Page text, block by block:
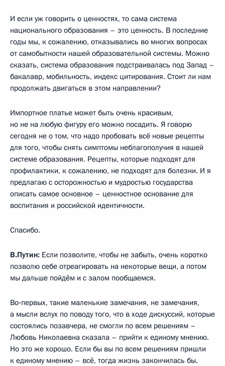
И если уж говорить о ценностях, то сама система
национального образования – это ценность. В последние
годы мы, к сожалению, отказывались во многих вопросах
от самобытности нашей образовательной системы. Можно
сказать, система образования подстраивалась под Запад –
бакалавр, мобильность, индекс цитирования. Стоит ли нам
продолжать двигаться в этом направлении?
Импортное платье может быть очень красивым,
но не на любую фигуру его можно посадить. Я говорю
сегодня не о том, что надо пробовать всё новые рецепты
для того, чтобы снять симптомы неблагополучия в нашей
системе образования. Рецепты, которые подходят для
профилактики, к сожалению, не подходят для болезни. И я
предлагаю с осторожностью и мудростью государства
описать самое основное – ценностное основание для
воспитания и российской идентичности.
Спасибо.
В.Путин: Если позволите, чтобы не забыть, очень коротко
позволю себе отреагировать на некоторые вещи, а потом
мы дальше пойдём и с залом пообщаемся.
Во‑первых, такие маленькие замечания, не замечания,
а мысли вслух по поводу того, что в ходе дискуссий, которые
состоялись позавчера, не смогли по всем решениям –
Любовь Николаевна сказала – прийти к единому мнению.
Но это же хорошо. Если бы вы по всем решениям пришли
к единому мнению – всё, тогда жизнь закончилась бы.